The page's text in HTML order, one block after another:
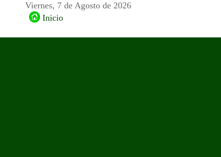
Viernes, 7 de Agosto de 2026
Inicio